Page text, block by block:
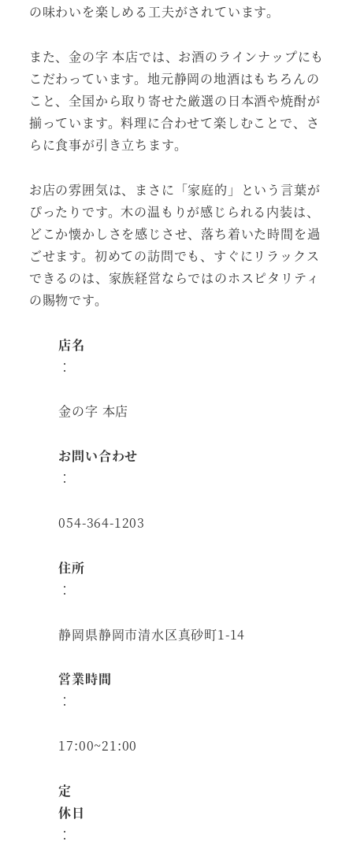
の味わいを楽しめる工夫がされています。
また、金の字 本店では、お酒のラインナップにも
こだわっています。地元静岡の地酒はもちろんの
こと、全国から取り寄せた厳選の日本酒や焼酎が
揃っています。料理に合わせて楽しむことで、さ
らに食事が引き立ちます。
お店の雰囲気は、まさに「家庭的」という言葉が
ぴったりです。木の温もりが感じられる内装は、
どこか懐かしさを感じさせ、落ち着いた時間を過
ごせます。初めての訪問でも、すぐにリラックス
できるのは、家族経営ならではのホスピタリティ
の賜物です。
店名
：
金の字 本店
お問い合わせ
：
054-364-1203
住所
：
静岡県静岡市清水区真砂町1-14
営業時間
：
17:00~21:00
定
休日
：